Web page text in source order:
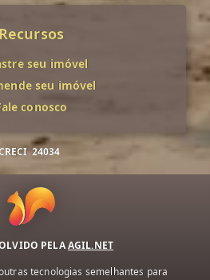
Recursos
seu imóvel
seu imóvel
conosco
24034
PELAAGIL.NET
tecnologias semelhantes para